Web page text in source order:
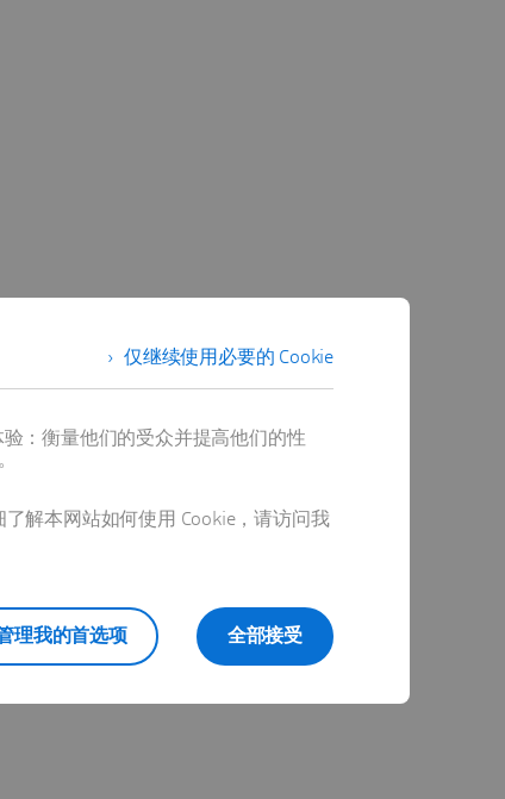
仅继续使用必要的 Cookie
：衡量他们的受众并提高他们的性
解本网站如何使用 Cookie，请访问我
全部接受
理我的首选项